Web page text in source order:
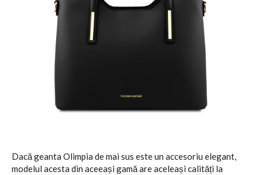
Dacă geanta Olimpia de mai sus este un accesoriu elegant,
modelul acesta din aceeași gamă are aceleași calități la